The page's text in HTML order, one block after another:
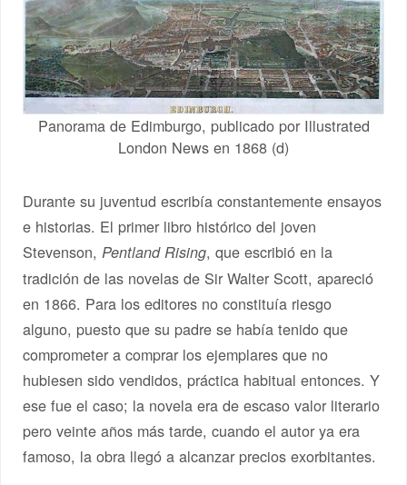
Panorama de Edimburgo, publicado por Illustrated
London News en 1868 (d)
Durante su juventud escribía constantemente ensayos
e historias. El primer libro histórico del joven
Stevenson,Pentland Rising, que escribió en la
tradición de las novelas de Sir Walter Scott, apareció
en 1866. Para los editores no constituía riesgo
alguno, puesto que su padre se había tenido que
comprometer a comprar los ejemplares que no
hubiesen sido vendidos, práctica habitual entonces. Y
ese fue el caso; la novela era de escaso valor literario
pero veinte años más tarde, cuando el autor ya era
famoso, la obra llegó a alcanzar precios exorbitantes.